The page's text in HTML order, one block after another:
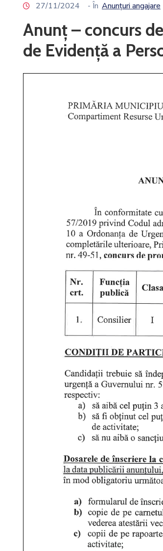
27/11/2024 - În Anunțuri angajare
Anunț – concurs
de Evidență a